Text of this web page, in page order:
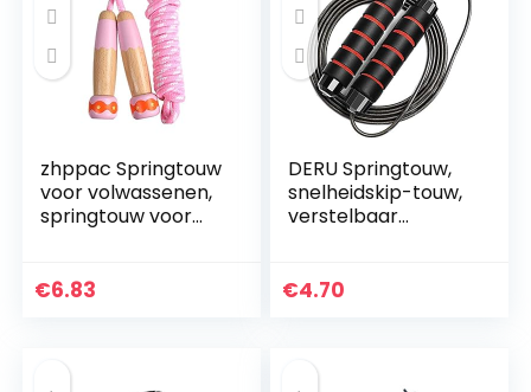
zhppac Springtouw
voor volwassenen,
springtouw voor
snelheidstouw,
€6.83
DERU Springtouw,
snelheidskip-touw,
verstelbaar
wirwarvrij, lengte
€4.70